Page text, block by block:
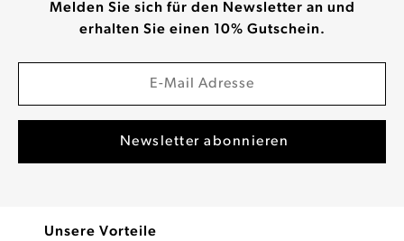
Melden Sie sich für den Newsletter an und
erhalten Sie einen 10% Gutschein.
Unsere Vorteile